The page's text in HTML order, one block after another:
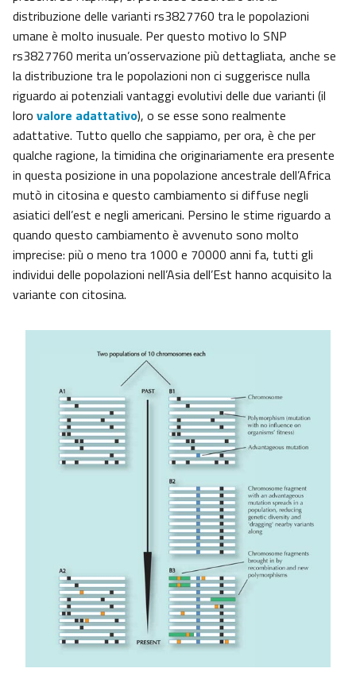
distribuzione delle varianti rs3827760 tra le popolazioni
umane è molto inusuale. Per questo motivo lo SNP
rs3827760 merita un’osservazione più dettagliata, anche se
la distribuzione tra le popolazioni non ci suggerisce nulla
riguardo ai potenziali vantaggi evolutivi delle due varianti (il
loro valore adattativo), o se esse sono realmente
adattative. Tutto quello che sappiamo, per ora, è che per
qualche ragione, la timidina che originariamente era presente
in questa posizione in una popolazione ancestrale dell’Africa
mutò in citosina e questo cambiamento si diffuse negli
asiatici dell’est e negli americani. Persino le stime riguardo a
quando questo cambiamento è avvenuto sono molto
imprecise: più o meno tra 1000 e 70000 anni fa, tutti gli
individui delle popolazioni nell’Asia dell’Est hanno acquisito la
variante con citosina.